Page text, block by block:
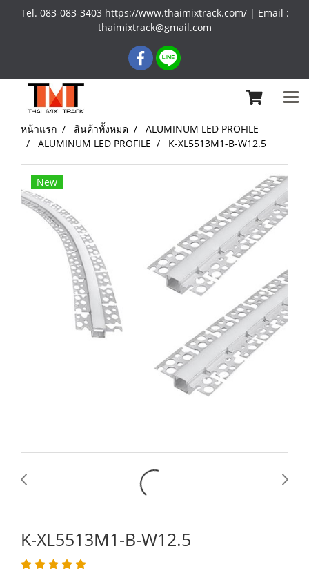
Tel. 083-083-3403 https://www.thaimixtrack.com/ | Email :
thaimixtrack@gmail.com
หน้าแรก สินค้าทั้งหมด
ALUMINUM LED PROFILE
ALUMINUM LED PROFILE
K-XL5513M1-B-W12.5
New
K-XL5513M1-B-W12.5